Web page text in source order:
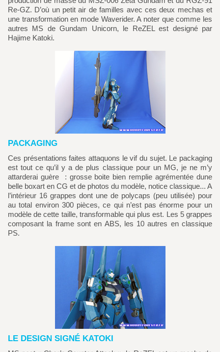
Re-GZ. D’où un petit air de familles avec ces deux mechas et
une transformation en mode Waverider. A noter que comme les
autres MS de Gundam Unicorn, le ReZEL est designé par
Hajime Katoki.
PACKAGING
Ces présentations faites attaquons le vif du sujet. Le packaging
est tout ce qu’il y a de plus classique pour un MG, je ne m’y
attarderai guère : grosse boite bien remplie agrémentée dune
belle boxart en CG et de photos du modèle, notice classique... A
l’intérieur 16 grappes dont une de polycaps (peu utilisée) pour
au total environ 300 pièces, ce qui n’est pas énorme pour un
modèle de cette taille, transformable qui plus est. Les 5 grappes
composant la frame sont en ABS, les 10 autres en classique
PS.
LE DESIGN SIGNÉ KATOKI